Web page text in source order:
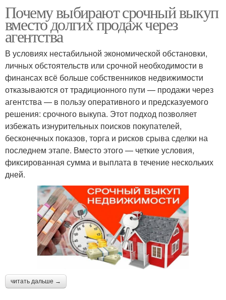
Почему выбирают срочный выкуп
вместо долгих продаж через
агентства
В условиях нестабильной экономической обстановки,
личных обстоятельств или срочной необходимости в
финансах всё больше собственников недвижимости
отказываются от традиционного пути — продажи через
агентства — в пользу оперативного и предсказуемого
решения: срочного выкупа. Этот подход позволяет
избежать изнурительных поисков покупателей,
бесконечных показов, торга и рисков срыва сделки на
последнем этапе. Вместо этого — четкие условия,
фиксированная сумма и выплата в течение нескольких
дней.
читать дальше →